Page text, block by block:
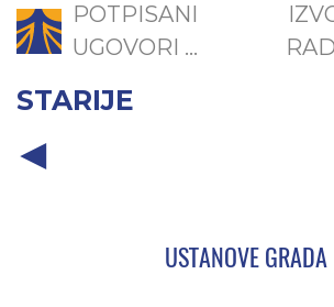
POTPISANI
UGOVORI ...
STARIJE
USTANOVE GRADA